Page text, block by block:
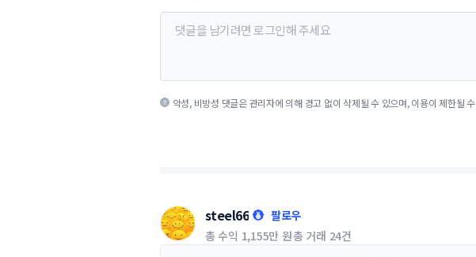
악성, 비방성 댓글은 관리자에 의해 경고 없이 삭제될 수 있으며, 이용이 제한될
steel66
팔로우
총 수익 1,155만 원총 거래 24건